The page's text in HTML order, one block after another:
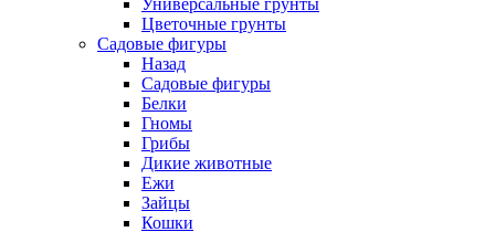
Универсальные грунты
Цветочные грунты
Садовые фигуры
Назад
Садовые фигуры
Белки
Гномы
Грибы
Дикие животные
Ежи
Зайцы
Кошки